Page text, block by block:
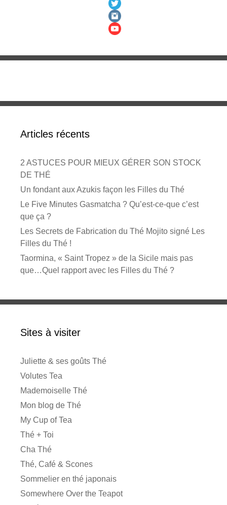
Articles récents
2 ASTUCES POUR MIEUX GÉRER SON STOCK
DE THÉ
Un fondant aux Azukis façon les Filles du Thé
Le Five Minutes Gasmatcha ? Qu’est-ce-que c’est
que ça ?
Les Secrets de Fabrication du Thé Mojito signé Les
Filles du Thé !
Taormina, « Saint Tropez » de la Sicile mais pas
que…Quel rapport avec les Filles du Thé ?
Sites à visiter
Juliette & ses goûts Thé
Volutes Tea
Mademoiselle Thé
Mon blog de Thé
My Cup of Tea
Thé + Toi
Cha Thé
Thé, Café & Scones
Sommelier en thé japonais
Somewhere Over the Teapot